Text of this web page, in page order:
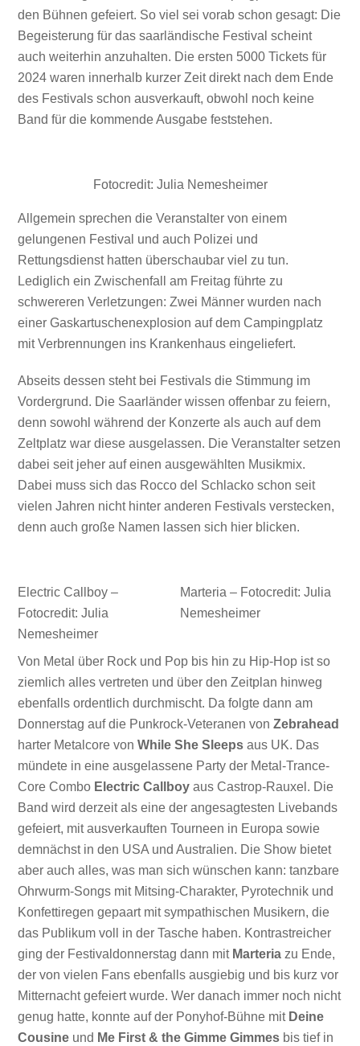
den Bühnen gefeiert. So viel sei vorab schon gesagt: Die
Begeisterung für das saarländische Festival scheint
auch weiterhin anzuhalten. Die ersten 5000 Tickets für
2024 waren innerhalb kurzer Zeit direkt nach dem Ende
des Festivals schon ausverkauft, obwohl noch keine
Band für die kommende Ausgabe feststehen.
Fotocredit: Julia Nemesheimer
Allgemein sprechen die Veranstalter von einem
gelungenen Festival und auch Polizei und
Rettungsdienst hatten überschaubar viel zu tun.
Lediglich ein Zwischenfall am Freitag führte zu
schwereren Verletzungen: Zwei Männer wurden nach
einer Gaskartuschenexplosion auf dem Campingplatz
mit Verbrennungen ins Krankenhaus eingeliefert.
Abseits dessen steht bei Festivals die Stimmung im
Vordergrund. Die Saarländer wissen offenbar zu feiern,
denn sowohl während der Konzerte als auch auf dem
Zeltplatz war diese ausgelassen. Die Veranstalter setzen
dabei seit jeher auf einen ausgewählten Musikmix.
Dabei muss sich das Rocco del Schlacko schon seit
vielen Jahren nicht hinter anderen Festivals verstecken,
denn auch große Namen lassen sich hier blicken.
Electric Callboy –
Fotocredit: Julia
Nemesheimer
Marteria – Fotocredit: Julia
Nemesheimer
Von Metal über Rock und Pop bis hin zu Hip-Hop ist so
ziemlich alles vertreten und über den Zeitplan hinweg
ebenfalls ordentlich durchmischt. Da folgte dann am
Donnerstag auf die Punkrock-Veteranen vonZebrahead
harter Metalcore vonWhile She Sleeps aus UK. Das
mündete in eine ausgelassene Party der Metal-Trance-
Core Combo Electric Callboy aus Castrop-Rauxel. Die
Band wird derzeit als eine der angesagtesten Livebands
gefeiert, mit ausverkauften Tourneen in Europa sowie
demnächst in den USA und Australien. Die Show bietet
aber auch alles, was man sich wünschen kann: tanzbare
Ohrwurm-Songs mit Mitsing-Charakter, Pyrotechnik und
Konfettiregen gepaart mit sympathischen Musikern, die
das Publikum voll in der Tasche haben. Kontrastreicher
ging der Festivaldonnerstag dann mit Marteria zu Ende,
der von vielen Fans ebenfalls ausgiebig und bis kurz vor
Mitternacht gefeiert wurde. Wer danach immer noch nicht
genug hatte, konnte auf der Ponyhof-Bühne mit Deine
Cousine und Me First & the Gimme Gimmes bis tief in